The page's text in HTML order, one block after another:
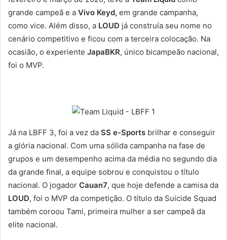
grande campeã e a Vivo Keyd, em grande campanha,
como vice. Além disso, a LOUD já construía seu nome no
cenário competitivo e ficou com a terceira colocação. Na
ocasião, o experiente JapaBKR, único bicampeão nacional,
foi o MVP.
Já na LBFF 3, foi a vez da SS e-Sports brilhar e conseguir
a glória nacional. Com uma sólida campanha na fase de
grupos e um desempenho acima da média no segundo dia
da grande final, a equipe sobrou e conquistou o título
nacional. O jogador Cauan7, que hoje defende a camisa da
LOUD, foi o MVP da competição. O título da Suicide Squad
também coroou Tami, primeira mulher a ser campeã da
elite nacional.